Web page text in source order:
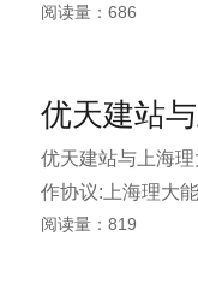
学和化学生物仪
搅拌器、电动搅拌
等产品，另外我
品、在国内大专
分肯定。
阅读量：686
优天建站与上海
作协议:上海理大
在上海理工大学
阅读量：819